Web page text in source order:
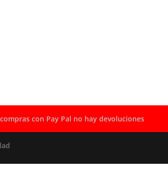
con Pay Pal no hay devoluciones